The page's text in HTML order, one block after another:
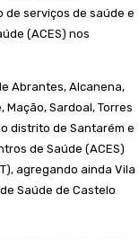
de serviços de saúde e
(ACES) nos
Abrantes, Alcanena,
Sardoal, Torres
distrito de Santarém e
de Saúde (ACES)
agregando ainda Vila
Saúde de Castelo